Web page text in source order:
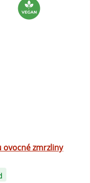
ovocné zmrzliny